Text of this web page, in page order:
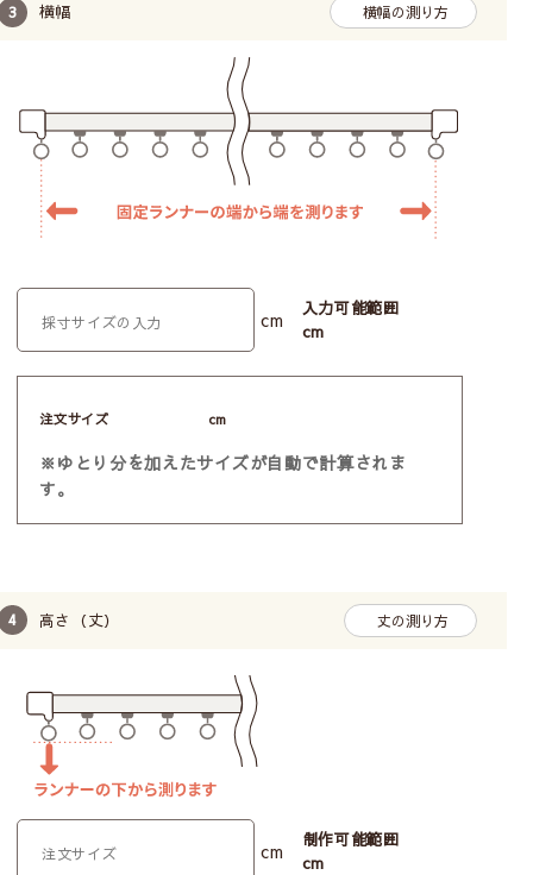
横幅 横幅の測り方
cm
入力可能範囲
cm
注文サイズ cm
※ゆとり分を加えたサイズが自動で計算されま
す。
高さ（丈） 丈の測り方
cm
制作可能範囲
cm